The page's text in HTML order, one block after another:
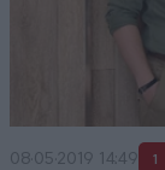
08·05·2019 14:49 1